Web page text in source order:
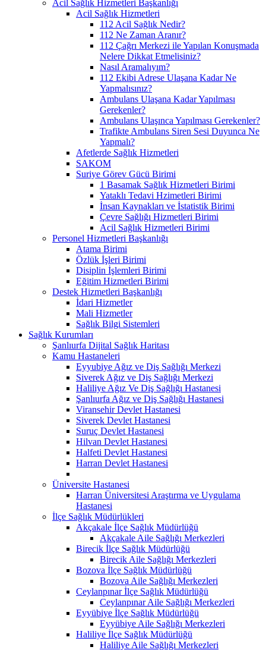
Acil Sağlık Hizmetleri Başkanlığı
Acil Sağlık Hizmetleri
112 Acil Sağlık Nedir?
112 Ne Zaman Aranır?
112 Çağrı Merkezi ile Yapılan Konuşmada
Nelere Dikkat Etmelisiniz?
Nasıl Aramalıyım?
112 Ekibi Adrese Ulaşana Kadar Ne
Yapmalısınız?
Ambulans Ulaşana Kadar Yapılması
Gerekenler?
Ambulans Ulaşınca Yapılması Gerekenler?
Trafikte Ambulans Siren Sesi Duyunca Ne
Yapmalı?
Afetlerde Sağlık Hizmetleri
SAKOM
Suriye Görev Gücü Birimi
1 Basamak Sağlık Hizmetleri Birimi
Yataklı Tedavi Hzimetleri Birimi
İnsan Kaynakları ve İstatistik Birimi
Çevre Sağlığı Hizmetleri Birimi
Acil Sağlık Hizmetleri Birimi
Personel Hizmetleri Başkanlığı
Atama Birimi
Özlük İşleri Birimi
Disiplin İşlemleri Birimi
Eğitim Hizmetleri Birimi
Destek Hizmetleri Başkanlığı
İdari Hizmetler
Mali Hizmetler
Sağlık Bilgi Sistemleri
Sağlık Kurumları
Şanlıurfa Dijital Sağlık Haritası
Kamu Hastaneleri
Eyyubiye Ağız ve Diş Sağlığı Merkezi
Siverek Ağız ve Diş Sağlığı Merkezi
Haliliye Ağız Ve Diş Sağlığı Hastanesi
Şanlıurfa Ağız ve Diş Sağlığı Hastanesi
Viransehir Devlet Hastanesi
Siverek Devlet Hastanesi
Suruç Devlet Hastanesi
Hilvan Devlet Hastanesi
Halfeti Devlet Hastanesi
Harran Devlet Hastanesi
Üniversite Hastanesi
Harran Üniversitesi Araştırma ve Uygulama
Hastanesi
İlçe Sağlık Müdürlükleri
Akçakale İlçe Sağlık Müdürlüğü
Akçakale Aile Sağlığı Merkezleri
Birecik İlçe Sağlık Müdürlüğü
Birecik Aile Sağlığı Merkezleri
Bozova İlçe Sağlık Müdürlüğü
Bozova Aile Sağlığı Merkezleri
Ceylanpınar İlçe Sağlık Müdürlüğü
Ceylanpınar Aile Sağlığı Merkezleri
Eyyübiye İlçe Sağlık Müdürlüğü
Eyyübiye Aile Sağlığı Merkezleri
Haliliye İlçe Sağlık Müdürlüğü
Haliliye Aile Sağlığı Merkezleri